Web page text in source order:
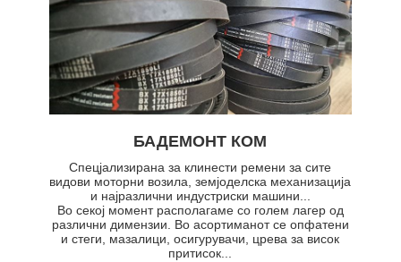
БАДЕМОНТ КОМ
Спецјализирана за клинести ремени за сите
видови моторни возила, земјоделска механизација
и најразлични индустриски машини...
Во секој момент располагаме со голем лагер од
различни димензии. Во асортиманот се опфатени
и стеги, мазалици, осигурувачи, црева за висок
притисок...